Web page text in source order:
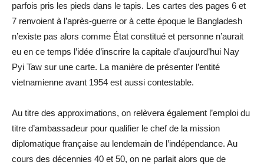
parfois pris les pieds dans le tapis. Les cartes des pages 6 et
7 renvoient à l’après-guerre or à cette époque le Bangladesh
n’existe pas alors comme État constitué et personne n’aurait
eu en ce temps l’idée d’inscrire la capitale d’aujourd’hui Nay
Pyi Taw sur une carte. La manière de présenter l’entité
vietnamienne avant 1954 est aussi contestable.
Au titre des approximations, on relèvera également l’emploi du
titre d’ambassadeur pour qualifier le chef de la mission
diplomatique française au lendemain de l’indépendance. Au
cours des décennies 40 et 50, on ne parlait alors que de